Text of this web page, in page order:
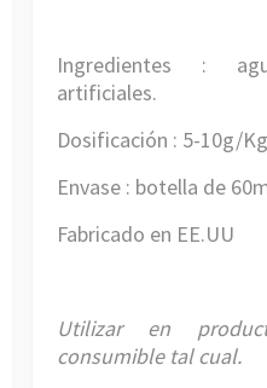
Ingredientes :
artificiales.
Dosificación : 5-10g/
Envase : botella de
Fabricado en EE.UU
Utilizar en
consumible tal cual.